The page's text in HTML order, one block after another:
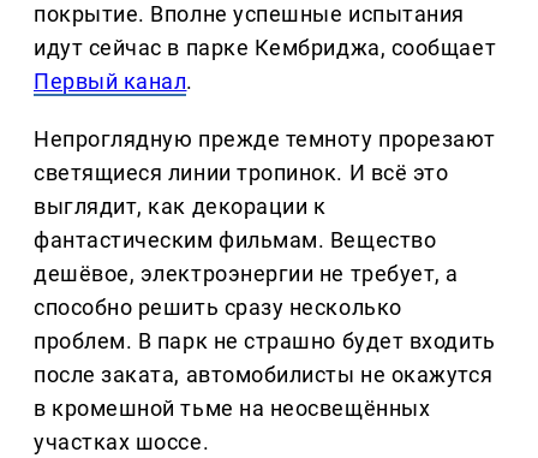
покрытие. Вполне успешные испытания
идут сейчас в парке Кембриджа, сообщает
Первый канал.
Непроглядную прежде темноту прорезают
светящиеся линии тропинок. И всё это
выглядит, как декорации к
фантастическим фильмам. Вещество
дешёвое, электроэнергии не требует, а
способно решить сразу несколько
проблем. В парк не страшно будет входить
после заката, автомобилисты не окажутся
в кромешной тьме на неосвещённых
участках шоссе.